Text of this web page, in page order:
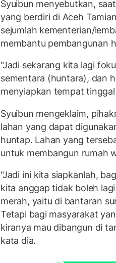
Syuibun menyebutkan,
yang berdiri di Aceh
sejumlah kementerian/
membantu pembangunan
"Jadi sekarang kita lagi
sementara (huntara), dan
menyiapkan tempat
Syuibun mengeklaim,
lahan yang dapat
huntap. Lahan yang
untuk membangun rumah
"Jadi ini kita siapkanlah,
kita anggap tidak boleh
merah, yaitu di bantaran
Tetapi bagi masyarakat
kiranya mau dibangun di
kata dia.